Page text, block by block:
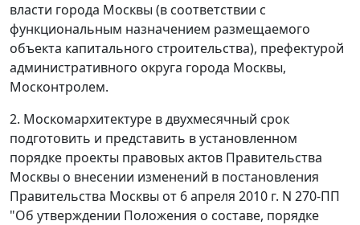
власти города Москвы (в соответствии с
функциональным назначением размещаемого
объекта капитального строительства), префектурой
административного округа города Москвы,
Москонтролем.
2. Москомархитектуре в двухмесячный срок
подготовить и представить в установленном
порядке проекты правовых актов Правительства
Москвы о внесении изменений в постановления
Правительства Москвы от 6 апреля 2010 г. N 270-ПП
"Об утверждении Положения о составе, порядке